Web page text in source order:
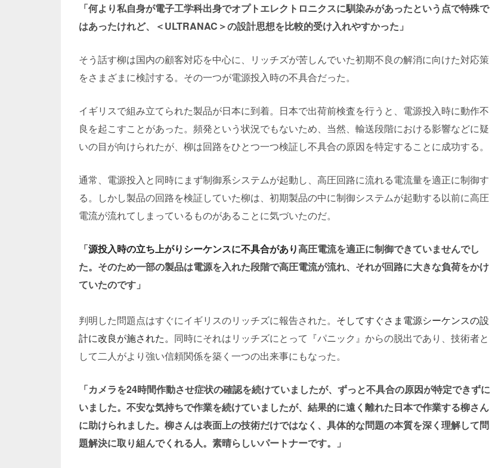
「何より私自身が電子工学科出身でオプトエレクトロニクスに馴染みがあったという点で特殊で
はあったけれど、＜ULTRANAC＞の設計思想を比較的受け入れやすかった」
そう話す柳は国内の顧客対応を中心に、リッチズが苦しんでいた初期不良の解消に向けた対応策
をさまざまに検討する。その一つが電源投入時の不具合だった。
イギリスで組み立てられた製品が日本に到着。日本で出荷前検査を行うと、電源投入時に動作不
良を起こすことがあった。頻発という状況でもないため、当然、輸送段階における影響などに疑
いの目が向けられたが、柳は回路をひとつ一つ検証し不具合の原因を特定することに成功する。
通常、電源投入と同時にまず制御系システムが起動し、高圧回路に流れる電流量を適正に制御す
る。しかし製品の回路を検証していた柳は、初期製品の中に制御システムが起動する以前に高圧
電流が流れてしまっているものがあることに気づいたのだ。
「源投入時の立ち上がりシーケンスに不具合があり高圧電流を適正に制御できていませんでし
た。そのため一部の製品は電源を入れた段階で高圧電流が流れ、それが回路に大きな負荷をかけ
ていたのです」
判明した問題点はすぐにイギリスのリッチズに報告された。 そしてすぐさま電源シーケンスの設
計に改良が施された。 同時にそれはリッチズにとって『パニック』からの脱出であり、技術者と
して二人がより強い信頼関係を築く一つの出来事にもなった。
「カメラを24時間作動させ症状の確認を続けていましたが、ずっと不具合の原因が特定できずに
いました。不安な気持ちで作業を続けていましたが、結果的に遠く離れた日本で作業する柳さん
に助けられました。柳さんは表面上の技術だけではなく、具体的な問題の本質を深く理解して問
題解決に取り組んでくれる人。素晴らしいパートナーです。」